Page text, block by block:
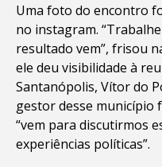
Uma foto do encontro
no instagram.
resultado vem”, frisou
ele deu visibilidade à
Santanópolis, Vítor do
gestor desse município
“vem para discutirmos
experiências políticas”.